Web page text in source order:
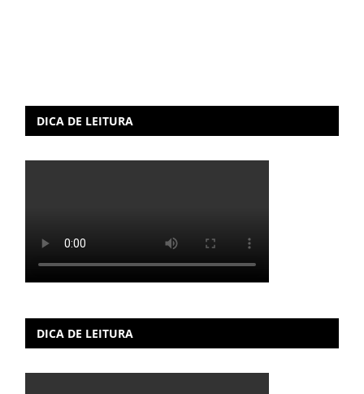
DICA DE LEITURA
DICA DE LEITURA